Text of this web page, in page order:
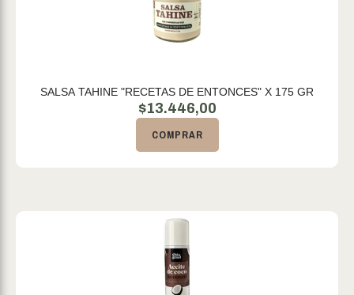
SALSA TAHINE "RECETAS DE ENTONCES" X 175 GR
$13.446,00
COMPRAR